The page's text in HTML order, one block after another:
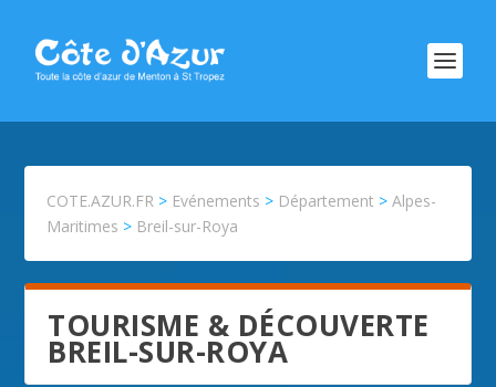
COTE.AZUR.FR > Evénements > Département >Alpes-
Maritimes > Breil-sur-Roya
TOURISME & DÉCOUVERTE
BREIL-SUR-ROYA